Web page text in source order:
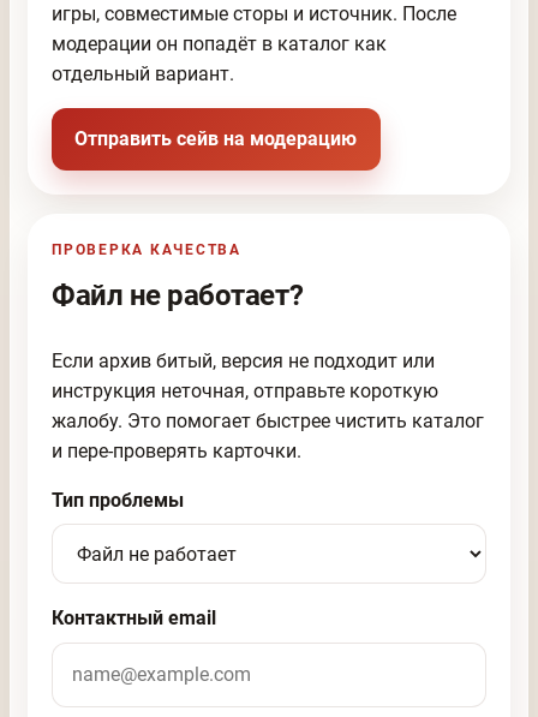
игры, совместимые сторы и источник. После
модерации он попадёт в каталог как
отдельный вариант.
Отправить сейв на модерацию
ПРОВЕРКА КАЧЕСТВА
Файл не работает?
Если архив битый, версия не подходит или
инструкция неточная, отправьте короткую
жалобу. Это помогает быстрее чистить каталог
и пере-проверять карточки.
Тип проблемы
Контактный email